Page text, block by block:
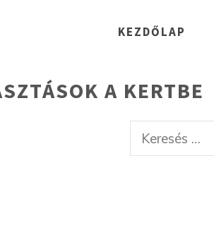
KEZDŐLAP
A KERTBE